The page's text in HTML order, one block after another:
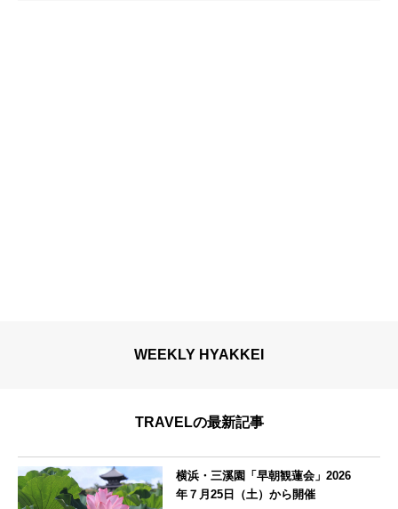
WEEKLY HYAKKEI
TRAVELの最新記事
横浜・三溪園「早朝観蓮会」2026
年７月25日（土）から開催